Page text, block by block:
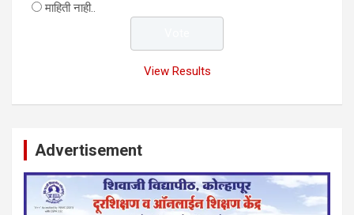
माहिती नाही..
View Results
Advertisement